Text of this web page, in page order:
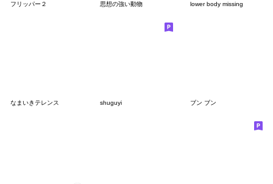
フリッパー２ 思想の強い動物 lower body missing
なまいきテレンス shuguyi ブン ブン